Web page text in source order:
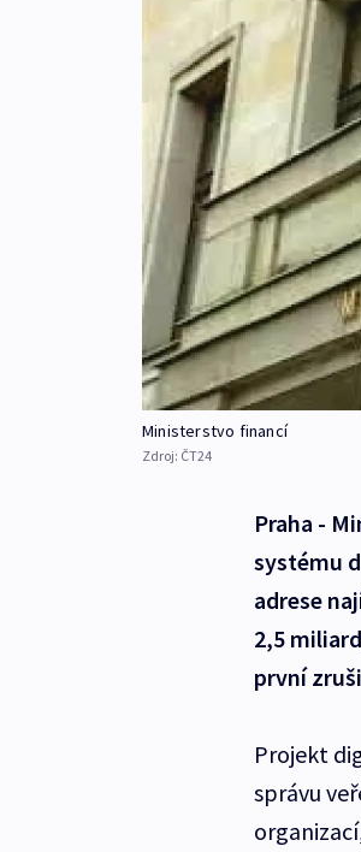
Ministerstvo financí
Zdroj: ČT24
Praha -
systému
adrese
2,5
první
Projekt
správu